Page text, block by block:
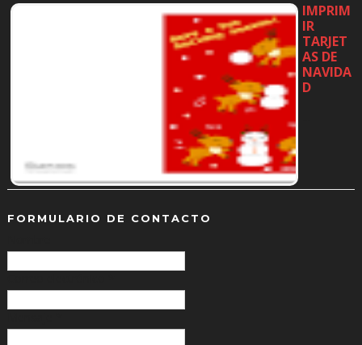
IMPRIM
IR
TARJET
AS DE
NAVIDA
D
FORMULARIO DE CONTACTO